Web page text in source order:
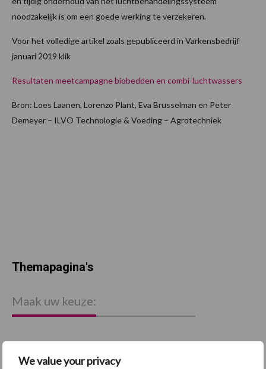
We value your privacy
noodzakelijk is om een goede werking te verzekeren.
Voor het volledige artikel zoals gepubliceerd in Varkensbedrijf
januari 2019 klik
Resultaten meetcampagne biobedden en combi-luchtwassers
Bron: Loes Laanen, Lorenzo Plant, Eva Brusselman en Peter
Demeyer – ILVO Technologie & Voeding – Agrotechniek
Themapagina's
Maak uw keuze: